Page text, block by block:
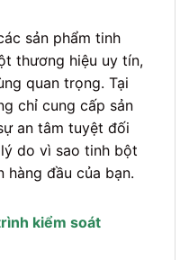
sản phẩm tinh
thương hiệu uy tín,
quan trọng. Tại
chỉ cung cấp sản
an tâm tuyệt đối
do vì sao tinh bột
hàng đầu của bạn.
kiểm soát